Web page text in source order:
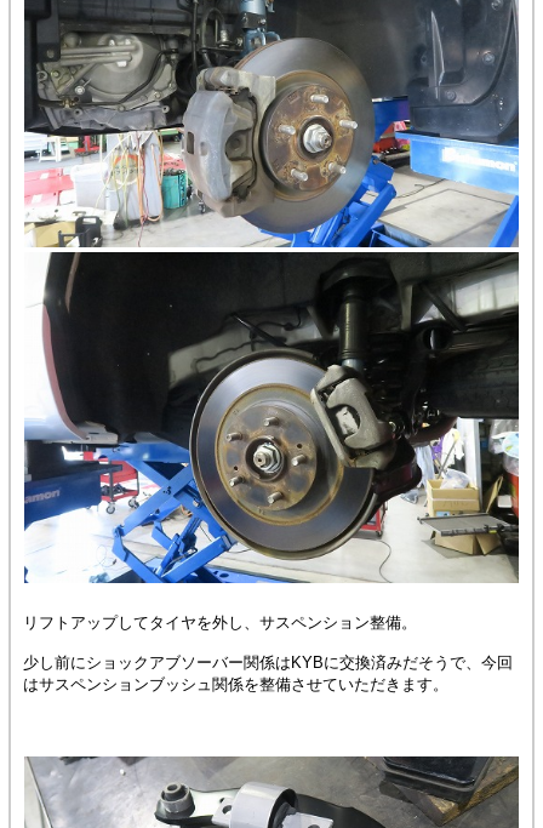
リフトアップしてタイヤを外し、サスペンション整備。
少し前にショックアブソーバー関係はKYBに交換済みだそうで、今回
はサスペンションブッシュ関係を整備させていただきます。